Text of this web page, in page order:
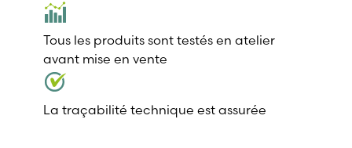
Tous les produits sont testés en atelier
avant mise en vente
La traçabilité technique est assurée